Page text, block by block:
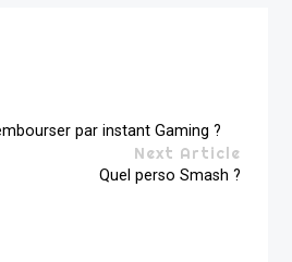
par instant Gaming ?
Next Article
Quel perso Smash ?